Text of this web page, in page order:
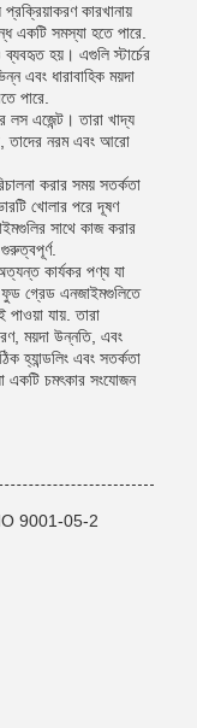
কারখানায়
একটি সমস্যা হতে পারে.
হয়। এগুলি স্টার্চের
এবং ধারাবাহিক ময়দা
পারে.
এজেন্ট। তারা খাদ্য
তাদের নরম এবং আরো
করার সময় সতর্কতা
খোলার পরে দূষণ
সাথে কাজ করার
কার্যকর পণ্য যা
ফুড গ্রেড এনজাইমগুলিতে
যায়. তারা
ময়দা উন্নতি, এবং
হ্যান্ডলিং এবং সতর্কতা
একটি চমৎকার সংযোজন
NO 9001-05-2